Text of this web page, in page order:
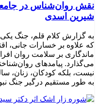
نقش روان‌شناس در
شیرین اسدی
به گزارش کلام قلم، جنگ
که علاوه بر خسارات جانی،
ماندگاری بر سلامت روان
می‌گذارد. پیامدهای
نیست، بلکه کودکان، زنان،
به طور مستقیم درگیر جنگ